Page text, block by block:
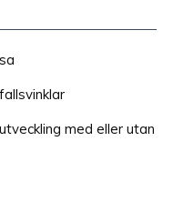
med eller utan